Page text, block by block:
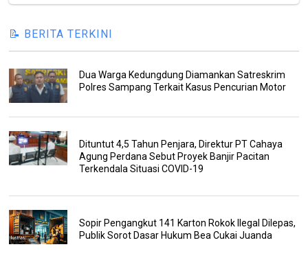
📝 BERITA TERKINI
Dua Warga Kedungdung Diamankan Satreskrim
Polres Sampang Terkait Kasus Pencurian Motor
Dituntut 4,5 Tahun Penjara, Direktur PT Cahaya
Agung Perdana Sebut Proyek Banjir Pacitan
Terkendala Situasi COVID-19
Sopir Pengangkut 141 Karton Rokok Ilegal Dilepas,
Publik Sorot Dasar Hukum Bea Cukai Juanda